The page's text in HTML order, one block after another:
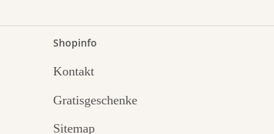
Shopinfo
Kontakt
Gratisgeschenke
Sitemap